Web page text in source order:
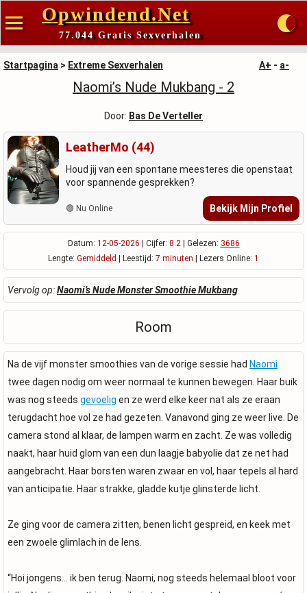
Opwindend.Net
77.044 Gratis Sexverhalen
Startpagina > Extreme Sexverhalen A+ - a-
Naomi’s Nude Mukbang - 2
Door: Bas De Verteller
LeatherMo (44)
Houd jij van een spontane meesteres die openstaat
voor spannende gesprekken?
🟢 Nu Online Bekijk Mijn Profiel
Datum: 12-05-2026 | Cijfer: 8.2| Gelezen: 3686
Lengte: Gemiddeld | Leestijd: 7 minuten | Lezers Online: 1
Vervolg op:Naomi’s Nude Monster Smoothie Mukbang
Room
Na de vijf monster smoothies van de vorige sessie had Naomi
twee dagen nodig om weer normaal te kunnen bewegen. Haar buik
was nog steeds gevoelig en ze werd elke keer nat als ze eraan
terugdacht hoe vol ze had gezeten. Vanavond ging ze weer live. De
camera stond al klaar, de lampen warm en zacht. Ze was volledig
naakt, haar huid glom van een dun laagje babyolie dat ze net had
aangebracht. Haar borsten waren zwaar en vol, haar tepels al hard
van anticipatie. Haar strakke, gladde kutje glinsterde licht.
Ze ging voor de camera zitten, benen licht gespreid, en keek met
een zwoele glimlach in de lens.
“Hoi jongens… ik ben terug. Naomi, nog steeds helemaal bloot voor